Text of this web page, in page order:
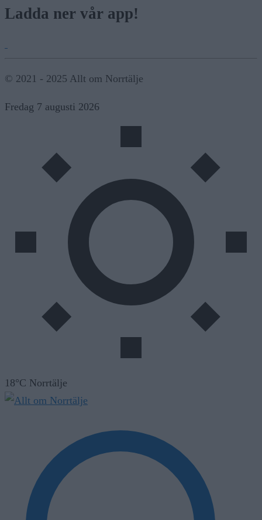
Ladda ner vår app!
© 2021 - 2025 Allt om Norrtälje
Fredag 7 augusti 2026
18°C Norrtälje